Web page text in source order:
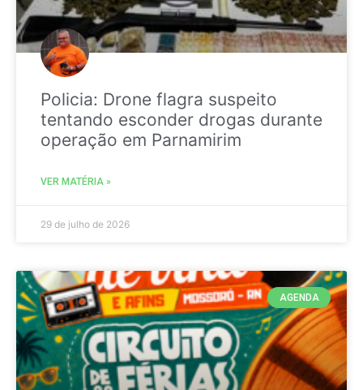
Policia: Drone flagra suspeito
tentando esconder drogas durante
operação em Parnamirim
VER MATÉRIA »
29 de julho de 2026
AGENDA